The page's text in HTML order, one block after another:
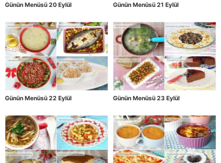
Günün Menüsü 20 Eylül Günün Menüsü 21 Eylül
Günün Menüsü 22 Eylül Günün Menüsü 23 Eylül